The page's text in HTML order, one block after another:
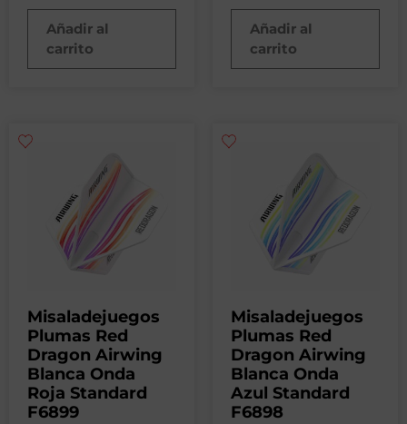
Añadir al
carrito
Añadir al
carrito
Misaladejuegos
Plumas Red
Dragon Airwing
Blanca Onda
Roja Standard
F6899
Misaladejuegos
Plumas Red
Dragon Airwing
Blanca Onda
Azul Standard
F6898